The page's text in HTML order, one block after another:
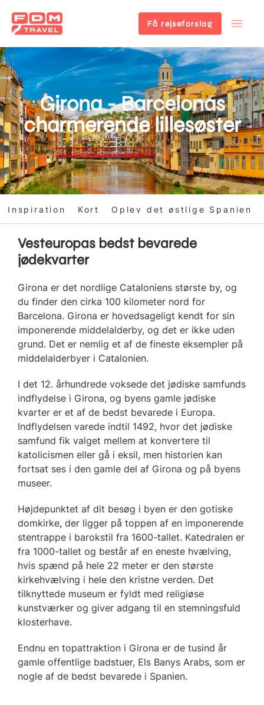
Gå
til
hovedindhold
Få rejseforslag
Girona - Barcelonas
charmerende lillesøster
Inspiration Kort Oplev det østlige Spanien
Vesteuropas bedst bevarede
jødekvarter
Girona er det nordlige Cataloniens største by, og
du finder den cirka 100 kilometer nord for
Barcelona. Girona er hovedsageligt kendt for sin
imponerende middelalderby, og det er ikke uden
grund. Det er nemlig et af de fineste eksempler på
middelalderbyer i Catalonien.
I det 12. århundrede voksede det jødiske samfunds
indflydelse i Girona, og byens gamle jødiske
kvarter er et af de bedst bevarede i Europa.
Indflydelsen varede indtil 1492, hvor det jødiske
samfund fik valget mellem at konvertere til
katolicismen eller gå i eksil, men historien kan
fortsat ses i den gamle del af Girona og på byens
museer.
Højdepunktet af dit besøg i byen er den gotiske
domkirke, der ligger på toppen af en imponerende
stentrappe i barokstil fra 1600-tallet. Katedralen er
fra 1000-tallet og består af en eneste hvælving,
hvis spænd på hele 22 meter er den største
kirkehvælving i hele den kristne verden. Det
tilknyttede museum er fyldt med religiøse
kunstværker og giver adgang til en stemningsfuld
klosterhave.
Endnu en topattraktion i Girona er de tusind år
gamle offentlige badstuer, Els Banys Arabs, som er
nogle af de bedst bevarede i Spanien.